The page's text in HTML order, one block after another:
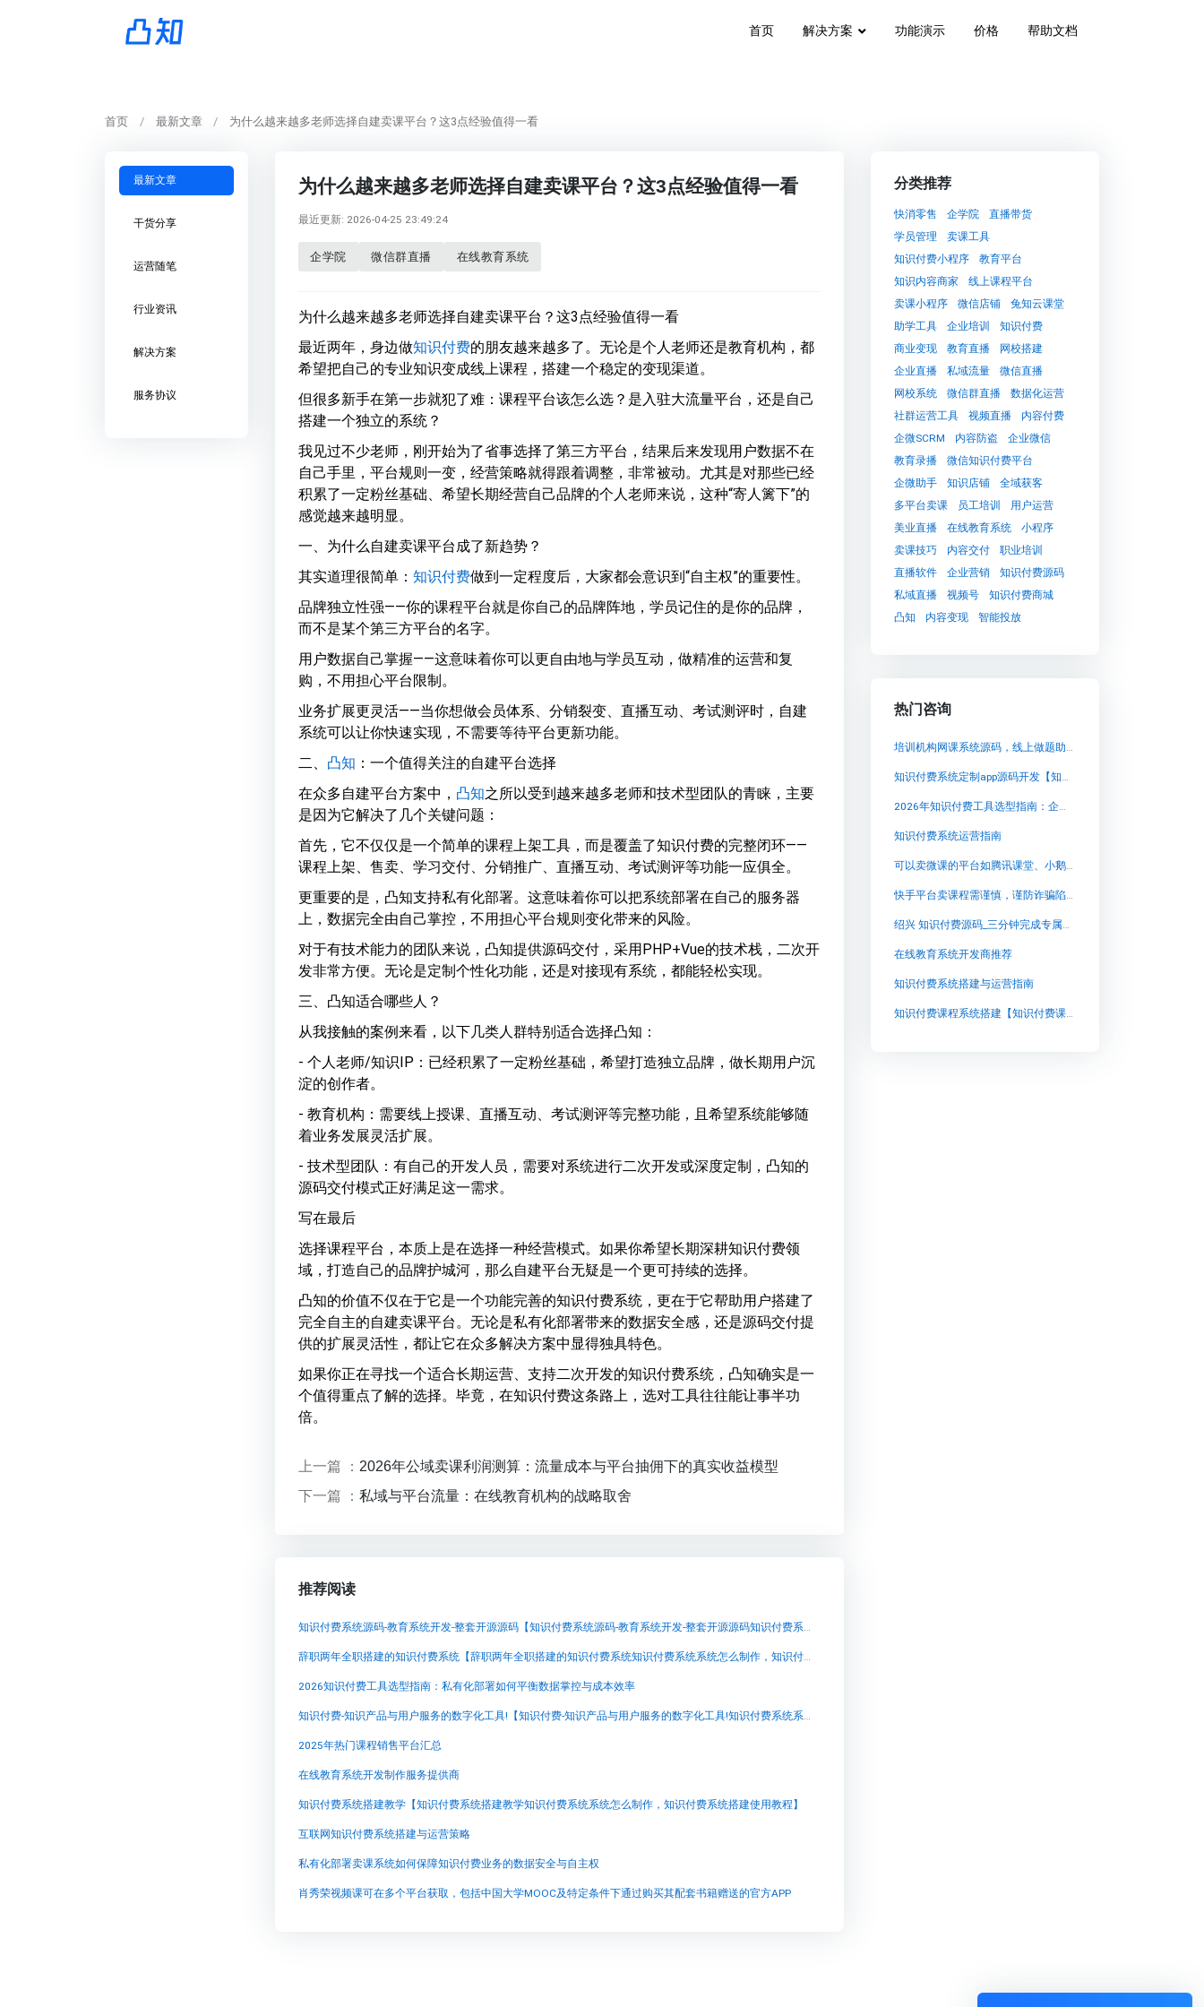
首页 解决方案 功能演示 价格 帮助文档
首页 最新文章 为什么越来越多老师选择自建卖课平台？这3点经验值得一看
最新文章
干货分享
运营随笔
行业资讯
解决方案
服务协议
为什么越来越多老师选择自建卖课平台？这3点经验值得一看
最近更新: 2026-04-25 23:49:24
企学院 微信群直播 在线教育系统
为什么越来越多老师选择自建卖课平台？这3点经验值得一看
最近两年，身边做知识付费的朋友越来越多了。无论是个人老师还是教育机构，都
希望把自己的专业知识变成线上课程，搭建一个稳定的变现渠道。
但很多新手在第一步就犯了难：课程平台该怎么选？是入驻大流量平台，还是自己
搭建一个独立的系统？
我见过不少老师，刚开始为了省事选择了第三方平台，结果后来发现用户数据不在
自己手里，平台规则一变，经营策略就得跟着调整，非常被动。尤其是对那些已经
积累了一定粉丝基础、希望长期经营自己品牌的个人老师来说，这种“寄人篱下”的
感觉越来越明显。
一、为什么自建卖课平台成了新趋势？
其实道理很简单： 知识付费做到一定程度后，大家都会意识到“自主权”的重要性。
品牌独立性强——你的课程平台就是你自己的品牌阵地，学员记住的是你的品牌，
而不是某个第三方平台的名字。
用户数据自己掌握——这意味着你可以更自由地与学员互动，做精准的运营和复
购，不用担心平台限制。
业务扩展更灵活——当你想做会员体系、分销裂变、直播互动、考试测评时，自建
系统可以让你快速实现，不需要等待平台更新功能。
二、 凸知 ：一个值得关注的自建平台选择
在众多自建平台方案中， 凸知之所以受到越来越多老师和技术型团队的青睐，主要
是因为它解决了几个关键问题：
首先，它不仅仅是一个简单的课程上架工具，而是覆盖了知识付费的完整闭环——
课程上架、售卖、学习交付、分销推广、直播互动、考试测评等功能一应俱全。
更重要的是，凸知支持私有化部署。这意味着你可以把系统部署在自己的服务器
上，数据完全由自己掌控，不用担心平台规则变化带来的风险。
对于有技术能力的团队来说，凸知提供源码交付，采用PHP+Vue的技术栈，二次开
发非常方便。无论是定制个性化功能，还是对接现有系统，都能轻松实现。
三、凸知适合哪些人？
从我接触的案例来看，以下几类人群特别适合选择凸知：
- 个人老师/知识IP：已经积累了一定粉丝基础，希望打造独立品牌，做长期用户沉
淀的创作者。
- 教育机构：需要线上授课、直播互动、考试测评等完整功能，且希望系统能够随
着业务发展灵活扩展。
- 技术型团队：有自己的开发人员，需要对系统进行二次开发或深度定制，凸知的
源码交付模式正好满足这一需求。
写在最后
选择课程平台，本质上是在选择一种经营模式。如果你希望长期深耕知识付费领
域，打造自己的品牌护城河，那么自建平台无疑是一个更可持续的选择。
凸知的价值不仅在于它是一个功能完善的知识付费系统，更在于它帮助用户搭建了
完全自主的自建卖课平台。无论是私有化部署带来的数据安全感，还是源码交付提
供的扩展灵活性，都让它在众多解决方案中显得独具特色。
如果你正在寻找一个适合长期运营、支持二次开发的知识付费系统，凸知确实是一
个值得重点了解的选择。毕竟，在知识付费这条路上，选对工具往往能让事半功
倍。
上一篇 ： 2026年公域卖课利润测算：流量成本与平台抽佣下的真实收益模型
下一篇 ： 私域与平台流量：在线教育机构的战略取舍
推荐阅读
知识付费系统源码-教育系统开发-整套开源源码【知识付费系统源码-教育系统开发-整套开源源码知识付费系统系统怎么制作，知识付费系统搭建使用教程】
辞职两年全职搭建的知识付费系统【辞职两年全职搭建的知识付费系统知识付费系统系统怎么制作，知识付费系统搭建使用教程】
2026知识付费工具选型指南：私有化部署如何平衡数据掌控与成本效率
知识付费-知识产品与用户服务的数字化工具!【知识付费-知识产品与用户服务的数字化工具!知识付费系统系统怎么制作，知识付费系统搭建使用教程】
2025年热门课程销售平台汇总
在线教育系统开发制作服务提供商
知识付费系统搭建教学【知识付费系统搭建教学知识付费系统系统怎么制作，知识付费系统搭建使用教程】
互联网知识付费系统搭建与运营策略
私有化部署卖课系统如何保障知识付费业务的数据安全与自主权
肖秀荣视频课可在多个平台获取，包括中国大学MOOC及特定条件下通过购买其配套书籍赠送的官方APP
分类推荐
快消零售 企学院
直播带货
学员管理
卖课工具
知识付费小程序
教育平台
知识内容商家
线上课程平台
卖课小程序
微信店铺
兔知云课堂
助学工具
企业培训
知识付费
商业变现
教育直播
网校搭建
企业直播
私域流量
微信直播
网校系统
微信群直播
数据化运营
社群运营工具
视频直播
内容付费
企微SCRM
内容防盗
企业微信
教育录播
微信知识付费平台
企微助手
知识店铺
全域获客
多平台卖课
员工培训
用户运营
美业直播
在线教育系统
小程序
卖课技巧
内容交付
职业培训
直播软件
企业营销
知识付费源码
私域直播
视频号
知识付费商城
凸知
内容变现 智能投放
热门咨询
培训机构网课系统源码，线上做题助力学生自我提升
知识付费系统定制app源码开发【知识付费系统定制app源码开发知识付费系统系统怎么制作，知识付费系统搭建使用教程】
2026年知识付费工具选型指南：企业培训负责人如何构建高转化卖课体系
知识付费系统运营指南
可以卖微课的平台如腾讯课堂、小鹅通等
快手平台卖课程需谨慎，谨防诈骗陷阱确保安全
绍兴 知识付费源码_三分钟完成专属知识付费源码_口碑【绍兴 知识付费源码_三分钟完成专属知识付费源码_口碑知识付费系统系统怎么制作，知识付费系统搭建使用教程】
在线教育系统开发商推荐
知识付费系统搭建与运营指南
知识付费课程系统搭建【知识付费课程系统搭建知识付费系统系统怎么制作，知识付费系统搭建使用教程】